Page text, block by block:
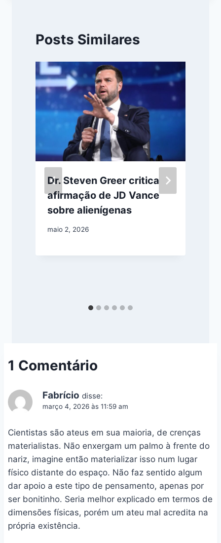
Posts Similares
Dr. Steven Greer critica
afirmação de JD Vance
sobre alienígenas
maio 2, 2026
1 Comentário
Fabrício disse:
março 4, 2026 às 11:59 am
Cientistas são ateus em sua maioria, de crenças
materialistas. Não enxergam um palmo à frente do
nariz, imagine então materializar isso num lugar
físico distante do espaço. Não faz sentido algum
dar apoio a este tipo de pensamento, apenas por
ser bonitinho. Seria melhor explicado em termos de
dimensões físicas, porém um ateu mal acredita na
própria existência.